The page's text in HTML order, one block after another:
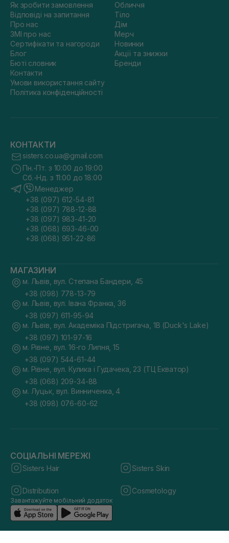
Як зробити замовлення
Відповіді на запитання
Про нас
ЗМІ про нас
Сертифікати та нагороди
Блог
Бюті словник
Контакти
Умови використання сайту
Політика конфіденційності
Обличчя
Тіло
Дім
Мерч
Новинки
Акції та знижки
Бренди
КОНТАКТИ
sisters.co.ua@gmail.com
Пн.-Пт. з 10:00 до 19:00
Сб.-Нд. з 11:00 до 18:00
Менеджер
+38 (097) 612-54-81
+38 (097) 788-12-88
+38 (097) 983-41-20
+38 (068) 693-46-00
+38 (068) 951-22-86
МАГАЗИНИ
м. Львів, вул. Степана Бандери, 45
+38 (098) 778-13-79
м. Львів, вул. Івана Франка, 36
+38 (097) 611-95-94
м. Львів, вул. Академіка Підстригача, 1В (Duck's Lake)
+38 (097) 101-97-16
м. Рівне, вул. 16-го Липня, 15
+38 (097) 544-61-44
м. Рівне, вул. Кулика і Гудачека, 23 (ТЦ Екватор)
+38 (068) 209-34-88
м. Луцьк, вул. Винниченка, 4
+38 (098) 076-60-62
СОЦІАЛЬНІ МЕРЕЖІ
Sisters Hair Sisters Skin
Distribution Cosmetology
Завантажуйте мобільний додаток